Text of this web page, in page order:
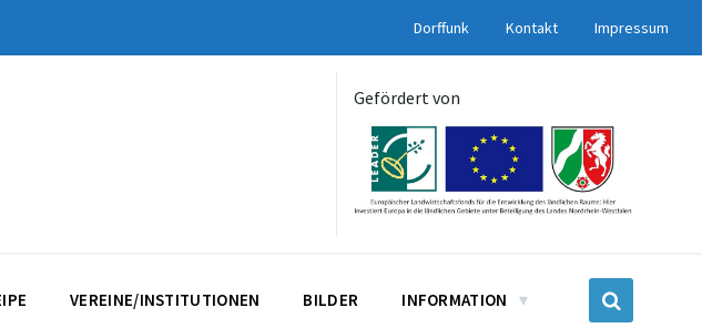
Dorffunk Kontakt Impressum
Gefördert von
VEREINE/INSTITUTIONEN BILDER INFORMATION